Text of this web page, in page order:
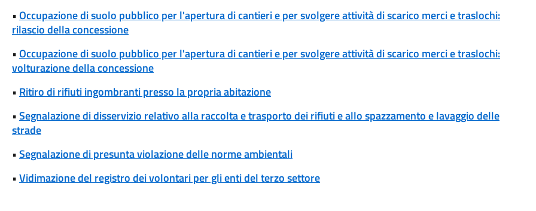
•Occupazione di suolo pubblico per l'apertura di cantieri e per svolgere attività di scarico merci e traslochi:
rilascio della concessione
•Occupazione di suolo pubblico per l'apertura di cantieri e per svolgere attività di scarico merci e traslochi:
volturazione della concessione
• Ritiro di rifiuti ingombranti presso la propria abitazione
•Segnalazione di disservizio relativo alla raccolta e trasporto dei rifiuti e allo spazzamento e lavaggio delle
strade
•Segnalazione di presunta violazione delle norme ambientali
•Vidimazione del registro dei volontari per gli enti del terzo settore